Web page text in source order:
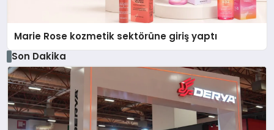
Marie Rose kozmetik sektörüne giriş yaptı
Son Dakika